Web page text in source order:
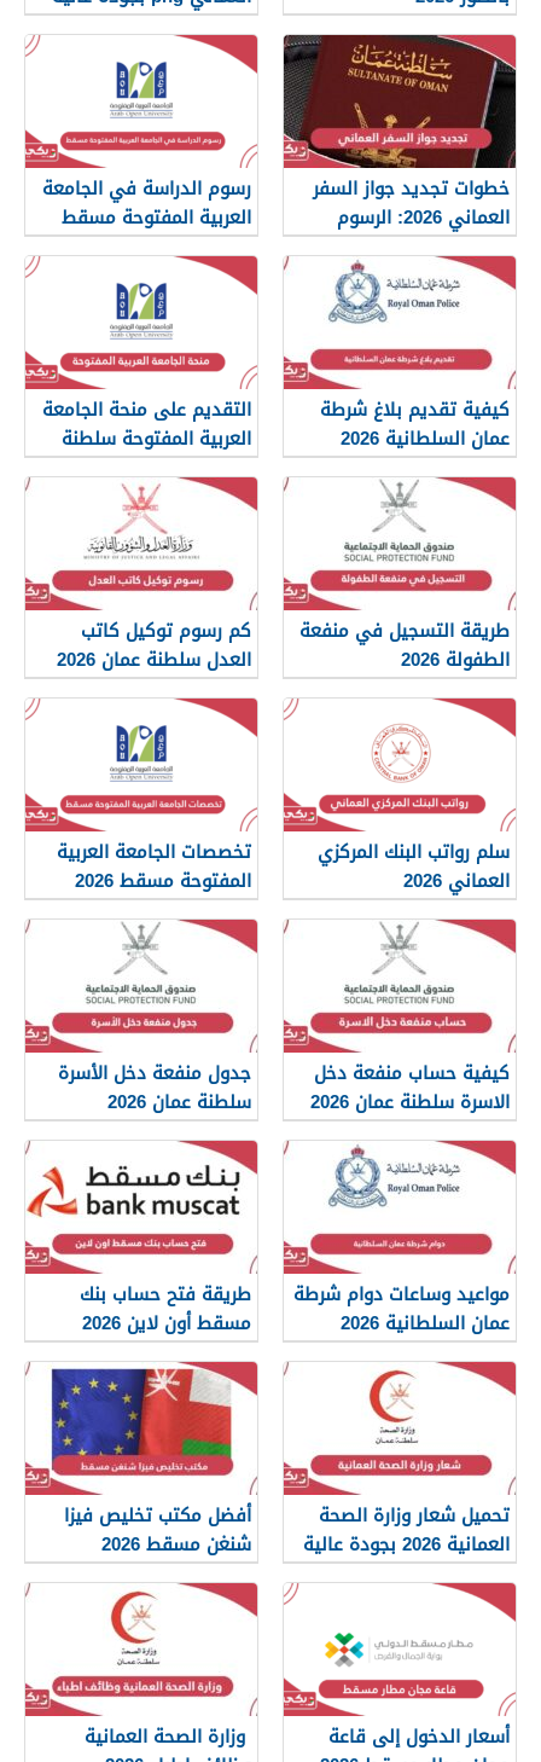
2026
خطوات تجديد جواز السفر
العماني 2026: الرسوم
والمستندات المطلوبة
رسوم الدراسة في الجامعة
العربية المفتوحة مسقط
2026
كيفية تقديم بلاغ شرطة
عمان السلطانية 2026
التقديم على منحة الجامعة
العربية المفتوحة سلطنة
عمان 2026
طريقة التسجيل في منفعة
الطفولة 2026
كم رسوم توكيل كاتب
العدل سلطنة عمان 2026
سلم رواتب البنك المركزي
العماني 2026
تخصصات الجامعة العربية
المفتوحة مسقط 2026
كيفية حساب منفعة دخل
الاسرة سلطنة عمان 2026
جدول منفعة دخل الأسرة
سلطنة عمان 2026
مواعيد وساعات دوام شرطة
عمان السلطانية 2026
طريقة فتح حساب بنك
مسقط أون لاين 2026
تحميل شعار وزارة الصحة
العمانية 2026 بجودة عالية
png
أفضل مكتب تخليص فيزا
شنغن مسقط 2026
أسعار الدخول إلى قاعة
وزارة الصحة العمانية